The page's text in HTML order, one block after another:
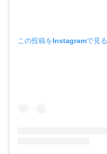
この投稿をInstagramで見る